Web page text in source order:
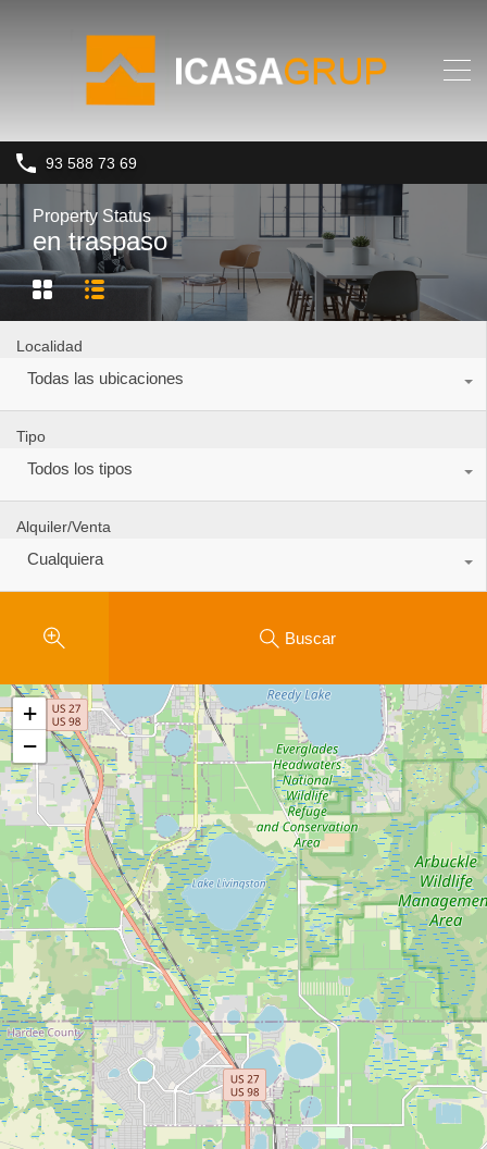
93 588 73 69
Property Status
en traspaso
Localidad
Todas las ubicaciones
Tipo
Todos los tipos
Alquiler/Venta
Cualquiera
Buscar
+
−